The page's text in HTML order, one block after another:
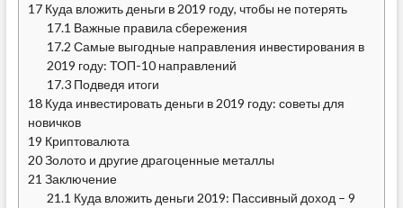
17Куда вложить деньги в 2019 году, чтобы не потерять
17.1 Важные правила сбережения
17.2 Самые выгодные направления инвестирования в
2019 году: ТОП-10 направлений
17.3 Подведя итоги
18Куда инвестировать деньги в 2019 году: советы для
новичков
19 Криптовалюта
20Золото и другие драгоценные металлы
21 Заключение
21.1 Куда вложить деньги 2019: Пассивный доход – 9